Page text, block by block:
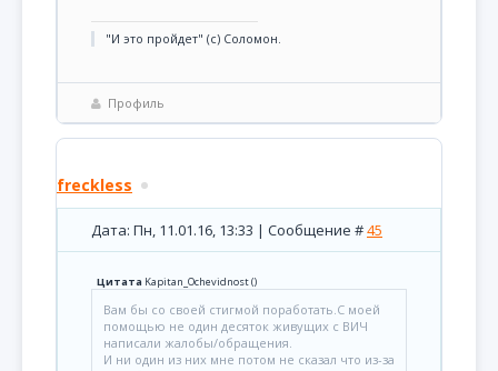
"И это пройдет" (с) Соломон.
Профиль
freckless
Дата: Пн, 11.01.16, 13:33 | Сообщение #45
Цитата Kapitan_Ochevidnost()
Вам бы со своей стигмой поработать.С моей
помощью не один десяток живущих с ВИЧ
написали жалобы/обращения.
И ни один из них мне потом не сказал что из-за